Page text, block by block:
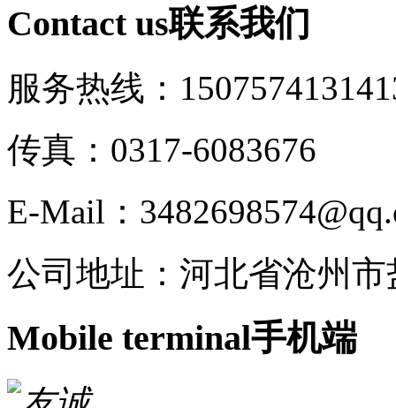
Contact us联系我们
服务热线：15075741314
传真：0317-6083676
E-Mail：
公司地址：河北省沧州
Mobile terminal手机端